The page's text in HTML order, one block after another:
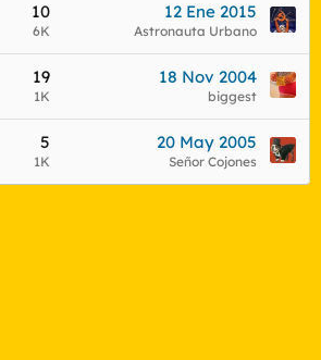
10
6K
12 Ene 2015
Astronauta Urbano
19
1K
18 Nov 2004
biggest
5
1K
20 May 2005
Señor Cojones